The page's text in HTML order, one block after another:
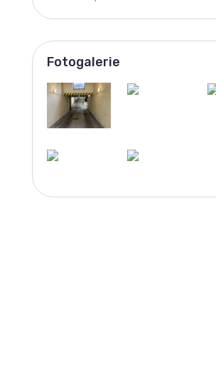
Fotogalerie